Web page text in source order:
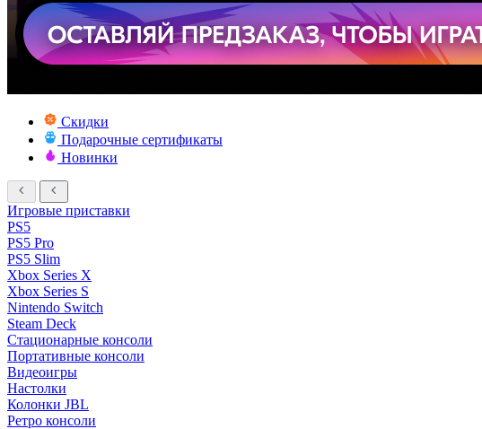
Скидки
Подарочные сертификаты
Новинки
Игровые приставки
PS5
PS5 Pro
PS5 Slim
Xbox Series X
Xbox Series S
Nintendo Switch
Steam Deck
Стационарные консоли
Портативные консоли
Видеоигры
Настолки
Колонки JBL
Ретро консоли